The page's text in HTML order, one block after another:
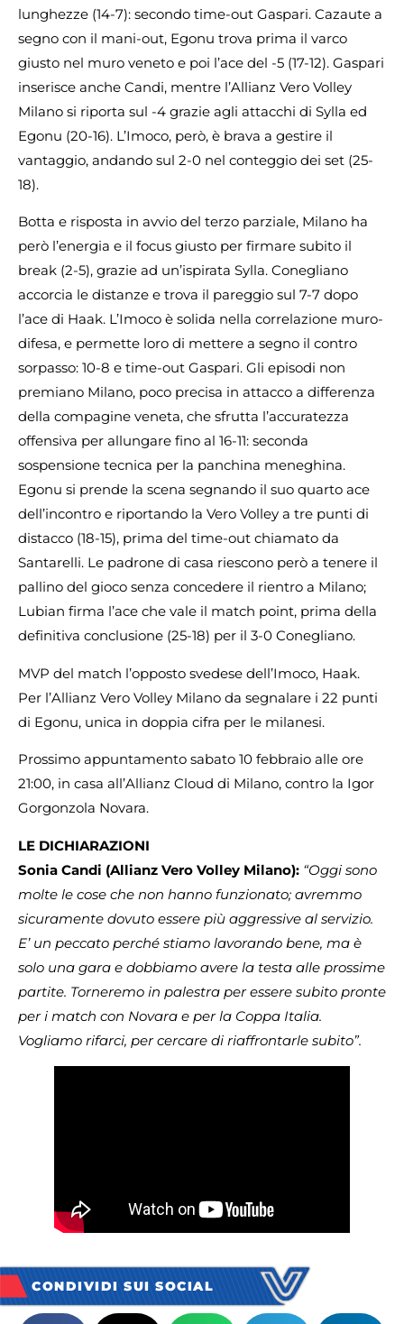
lunghezze (14-7): secondo time-out Gaspari. Cazaute a
segno con il mani-out, Egonu trova prima il varco
giusto nel muro veneto e poi l’ace del -5 (17-12). Gaspari
inserisce anche Candi, mentre l’Allianz Vero Volley
Milano si riporta sul -4 grazie agli attacchi di Sylla ed
Egonu (20-16). L’Imoco, però, è brava a gestire il
vantaggio, andando sul 2-0 nel conteggio dei set (25-
18).
Botta e risposta in avvio del terzo parziale, Milano ha
però l’energia e il focus giusto per firmare subito il
break (2-5), grazie ad un’ispirata Sylla. Conegliano
accorcia le distanze e trova il pareggio sul 7-7 dopo
l’ace di Haak. L’Imoco è solida nella correlazione muro-
difesa, e permette loro di mettere a segno il contro
sorpasso: 10-8 e time-out Gaspari. Gli episodi non
premiano Milano, poco precisa in attacco a differenza
della compagine veneta, che sfrutta l’accuratezza
offensiva per allungare fino al 16-11: seconda
sospensione tecnica per la panchina meneghina.
Egonu si prende la scena segnando il suo quarto ace
dell’incontro e riportando la Vero Volley a tre punti di
distacco (18-15), prima del time-out chiamato da
Santarelli. Le padrone di casa riescono però a tenere il
pallino del gioco senza concedere il rientro a Milano;
Lubian firma l’ace che vale il match point, prima della
definitiva conclusione (25-18) per il 3-0 Conegliano.
MVP del match l’opposto svedese dell’Imoco, Haak.
Per l’Allianz Vero Volley Milano da segnalare i 22 punti
di Egonu, unica in doppia cifra per le milanesi.
Prossimo appuntamento sabato 10 febbraio alle ore
21:00, in casa all’Allianz Cloud di Milano, contro la Igor
Gorgonzola Novara.
LE DICHIARAZIONI
Sonia Candi (Allianz Vero Volley Milano): “Oggi sono
molte le cose che non hanno funzionato; avremmo
sicuramente dovuto essere più aggressive al servizio.
E’ un peccato perché stiamo lavorando bene, ma è
solo una gara e dobbiamo avere la testa alle prossime
partite. Torneremo in palestra per essere subito pronte
per i match con Novara e per la Coppa Italia.
Vogliamo rifarci, per cercare di riaffrontarle subito”.
CONDIVIDI SUI SOCIAL